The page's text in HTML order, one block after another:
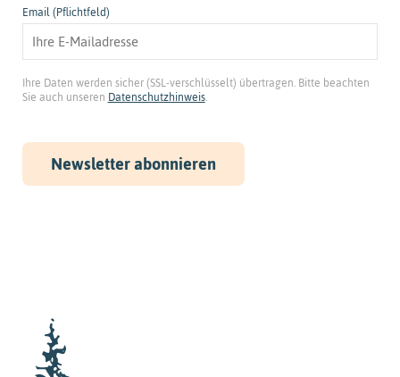
Email (Pflichtfeld)
Ihre Daten werden sicher (SSL-verschlüsselt) übertragen. Bitte beachten
Sie auch unserenDatenschutzhinweis.
Newsletter abonnieren